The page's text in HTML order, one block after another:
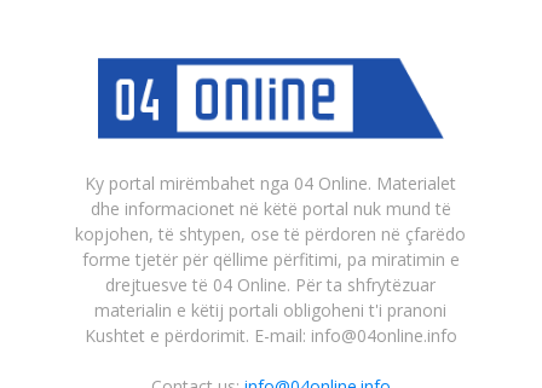
Ky portal mirëmbahet nga 04 Online. Materialet
dhe informacionet në këtë portal nuk mund të
kopjohen, të shtypen, ose të përdoren në çfarëdo
forme tjetër për qëllime përfitimi, pa miratimin e
drejtuesve të 04 Online. Për ta shfrytëzuar
materialin e këtij portali obligoheni t'i pranoni
Kushtet e përdorimit. E-mail: info@04online.info